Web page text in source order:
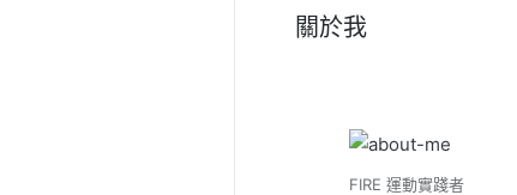
關於我
FIRE 運動實踐者